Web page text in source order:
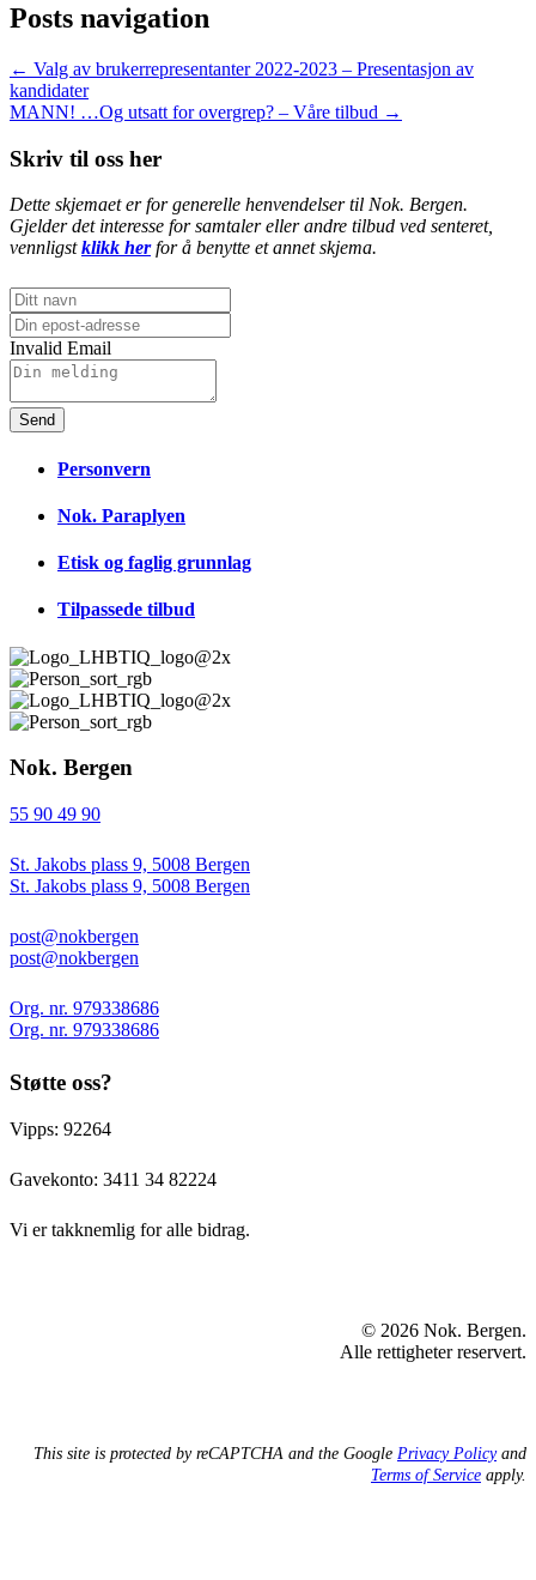
Posts navigation
← Valg av brukerrepresentanter 2022-2023 – Presentasjon av
kandidater
MANN! …Og utsatt for overgrep? – Våre tilbud →
Skriv til oss her
Dette skjemaet er for generelle henvendelser til Nok. Bergen.
Gjelder det interesse for samtaler eller andre tilbud ved senteret,
vennligstklikk herfor å benytte et annet skjema.
Invalid Email
Send
Personvern
Nok. Paraplyen
Etisk og faglig grunnlag
Tilpassede tilbud
Nok. Bergen
55 90 49 90
St. Jakobs plass 9, 5008 Bergen
St. Jakobs plass 9, 5008 Bergen
post@nokbergen
post@nokbergen
Org. nr. 979338686
Org. nr. 979338686
Støtte oss?
Vipps: 92264
Gavekonto: 3411 34 82224
Vi er takknemlig for alle bidrag.
© 2026 Nok. Bergen.
Alle rettigheter reservert.
This site is protected by reCAPTCHA and the Google Privacy Policyand
Terms of Service apply.